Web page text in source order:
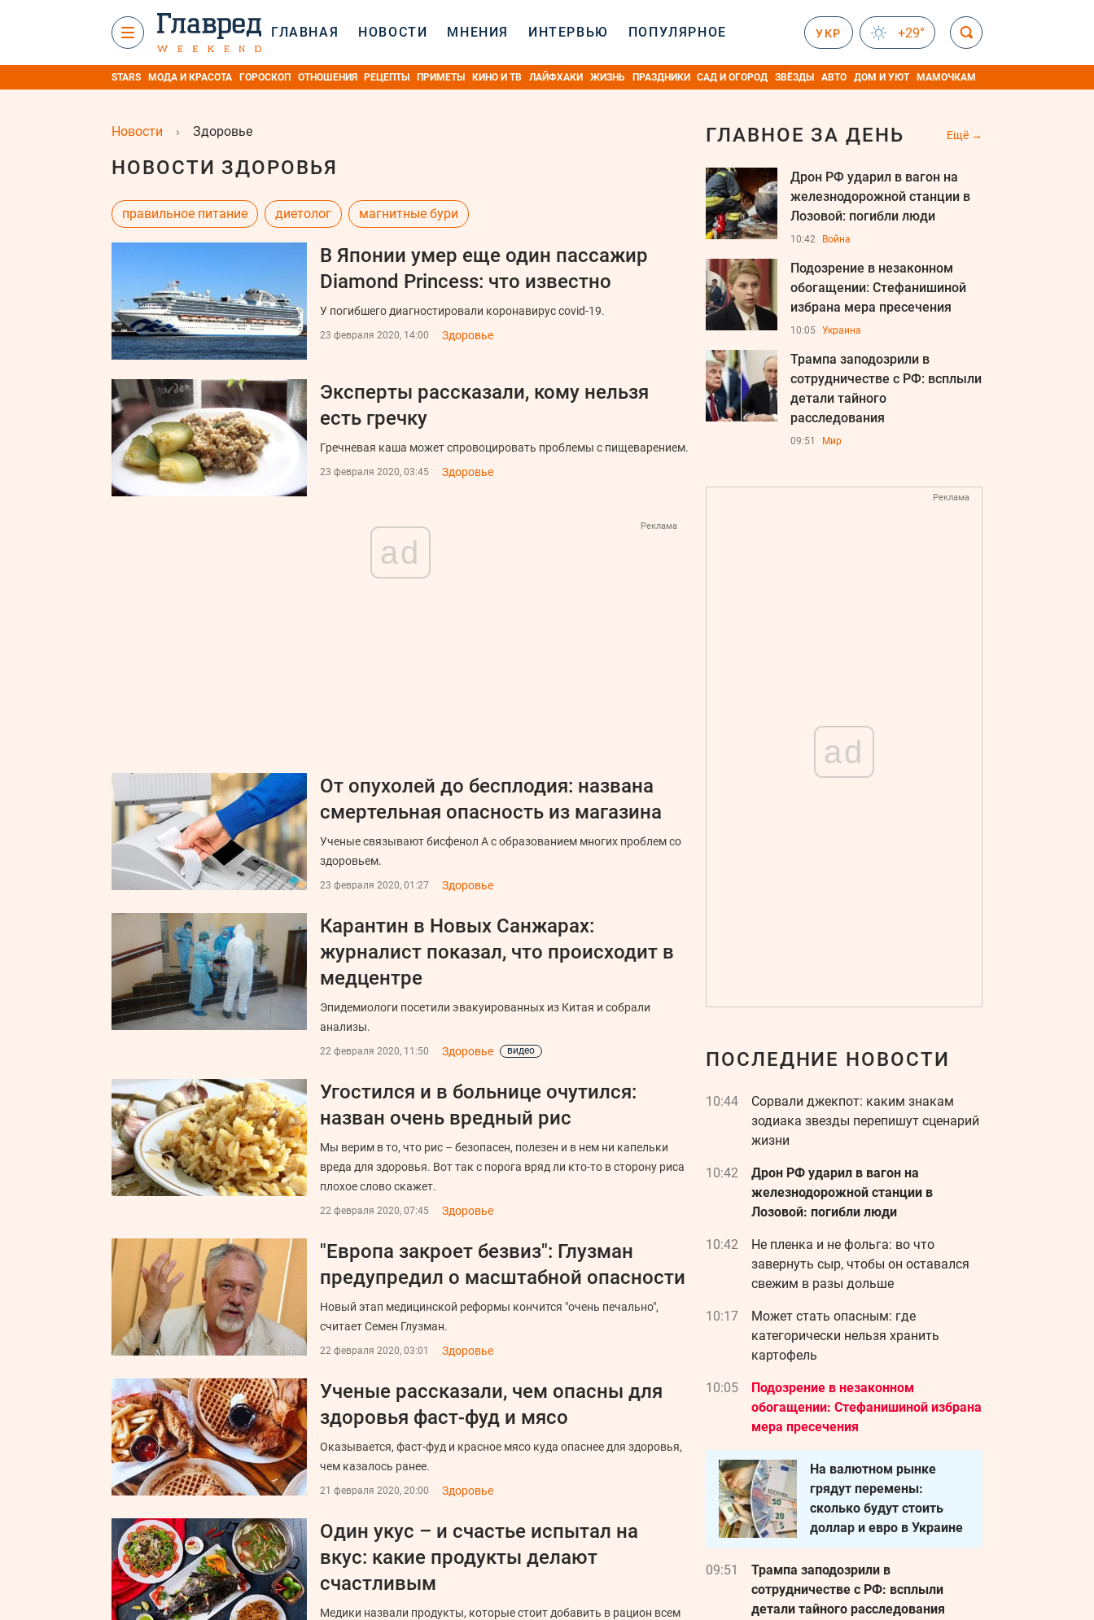
ГЛАВНАЯ НОВОСТИ МНЕНИЯ ИНТЕРВЬЮ ПОПУЛЯРНОЕ УКР +29°
STARS МОДА И КРАСОТА ГОРОСКОП ОТНОШЕНИЯ РЕЦЕПТЫ ПРИМЕТЫ КИНО И ТВ ЛАЙФХАКИ ЖИЗНЬ ПРАЗДНИКИ САД И ОГОРОД ЗВЁЗДЫ АВТО ДОМ И УЮТ МАМОЧКАМ
Новости › Здоровье
НОВОСТИ ЗДОРОВЬЯ
правильное питание диетолог магнитные бури
В Японии умер еще один пассажир
Diamond Princess: что известно
У погибшего диагностировали коронавирус covid-19.
23 февраля 2020, 14:00 Здоровье
Эксперты рассказали, кому нельзя
есть гречку
Гречневая каша может спровоцировать проблемы с пищеварением.
23 февраля 2020, 03:45 Здоровье
Реклама
ad
От опухолей до бесплодия: названа
смертельная опасность из магазина
Ученые связывают бисфенол А с образованием многих проблем со
здоровьем.
23 февраля 2020, 01:27 Здоровье
Карантин в Новых Санжарах:
журналист показал, что происходит в
медцентре
Эпидемиологи посетили эвакуированных из Китая и собрали
анализы.
22 февраля 2020, 11:50 Здоровье видео
Угостился и в больнице очутился:
назван очень вредный рис
Мы верим в то, что рис – безопасен, полезен и в нем ни капельки
вреда для здоровья. Вот так с порога вряд ли кто-то в сторону риса
плохое слово скажет.
22 февраля 2020, 07:45 Здоровье
"Европа закроет безвиз": Глузман
предупредил о масштабной опасности
Новый этап медицинской реформы кончится "очень печально",
считает Семен Глузман.
22 февраля 2020, 03:01 Здоровье
Ученые рассказали, чем опасны для
здоровья фаст-фуд и мясо
Оказывается, фаст-фуд и красное мясо куда опаснее для здоровья,
чем казалось ранее.
21 февраля 2020, 20:00 Здоровье
Один укус – и счастье испытал на
вкус: какие продукты делают
счастливым
Медики назвали продукты, которые стоит добавить в рацион всем
ГЛАВНОЕ ЗА ДЕНЬ Ещё
Дрон РФ ударил в вагон на
железнодорожной станции в
Лозовой: погибли люди
10:42 Война
Подозрение в незаконном
обогащении: Стефанишиной
избрана мера пресечения
10:05 Украина
Трампа заподозрили в
сотрудничестве с РФ: всплыли
детали тайного
расследования
09:51 Мир
Реклама
ad
ПОСЛЕДНИЕ НОВОСТИ
10:44
Сорвали джекпот: каким знакам
зодиака звезды перепишут сценарий
жизни
10:42
Дрон РФ ударил в вагон на
железнодорожной станции в
Лозовой: погибли люди
10:42
Не пленка и не фольга: во что
завернуть сыр, чтобы он оставался
свежим в разы дольше
10:17
Может стать опасным: где
категорически нельзя хранить
картофель
10:05
Подозрение в незаконном
обогащении: Стефанишиной избрана
мера пресечения
На валютном рынке
грядут перемены:
сколько будут стоить
доллар и евро в Украине
09:51
Трампа заподозрили в
сотрудничестве с РФ: всплыли
детали тайного расследования